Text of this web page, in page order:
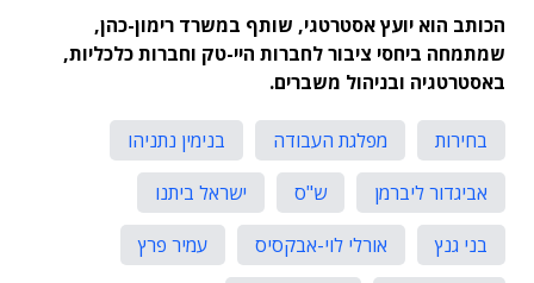
הכותב הוא יועץ אסטרטגי, שותף במשרד רימון-כהן,
שמתמחה ביחסי ציבור לחברות היי-טק וחברות כלכליות,
באסטרטגיה ובניהול משברים.
בחירות מפלגת העבודה
בנימין נתניהו
אביגדור ליברמן
ש"ס
ישראל ביתנו
בני גנץ
אורלי לוי-אבקסיס
עמיר פרץ